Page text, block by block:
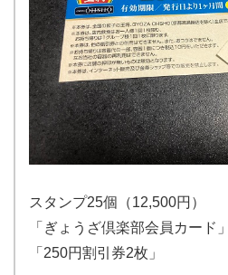
スタンプ25個（12,500円）
「ぎょうざ倶楽部会員カード」
「250円割引券2枚」